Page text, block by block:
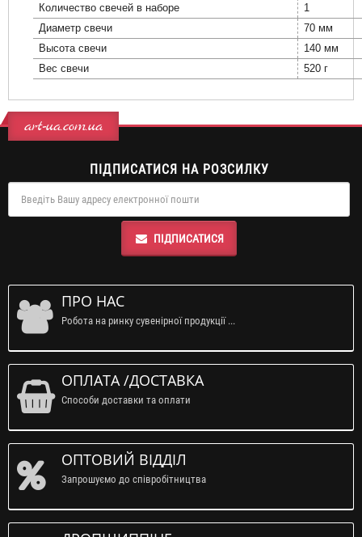
Количество свечей в наборе
1
Диаметр свечи
70 мм
Высота свечи
140 мм
Вес свечи
520 г
art-ua.com.ua
ПІДПИСАТИСЯ НА РОЗСИЛКУ
ПІДПИСАТИСЯ
ПРО НАС
Робота на ринку сувенірної продукції ...
ОПЛАТА /ДОСТАВКА
Способи доставки та оплати
ОПТОВИЙ ВІДДІЛ
Запрошуємо до співробітництва